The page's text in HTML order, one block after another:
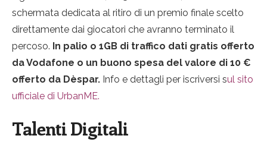
schermata dedicata al ritiro di un premio finale scelto
direttamente dai giocatori che avranno terminato il
percoso. In palio o 1GB di traffico dati gratis offerto
da Vodafone o un buono spesa del valore di 10 €
offerto da Dèspar. Info e dettagli per iscriversi sul sito
ufficiale di UrbanME.
Talenti Digitali